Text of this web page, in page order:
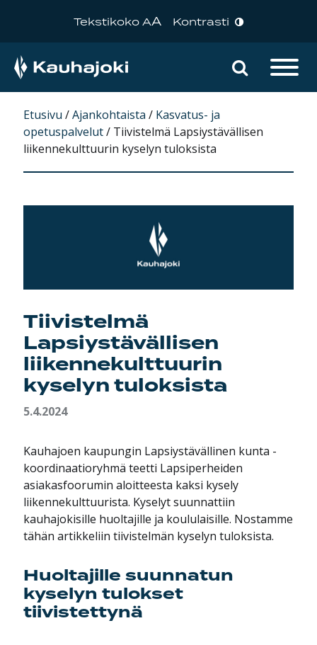
Tekstikoko AA Kontrasti
Päävalikko Hae
Etusivu /Ajankohtaista / Kasvatus- ja
opetuspalvelut/ Tiivistelmä Lapsiystävällisen
liikennekulttuurin kyselyn tuloksista
Tiivistelmä
Lapsiystävällisen
liikennekulttuurin
kyselyn tuloksista
5.4.2024
Kauhajoen kaupungin Lapsiystävällinen kunta -
koordinaatioryhmä teetti Lapsiperheiden
asiakasfoorumin aloitteesta kaksi kysely
liikennekulttuurista. Kyselyt suunnattiin
kauhajokisille huoltajille ja koululaisille. Nostamme
tähän artikkeliin tiivistelmän kyselyn tuloksista.
Huoltajille suunnatun
kyselyn tulokset
tiivistettynä